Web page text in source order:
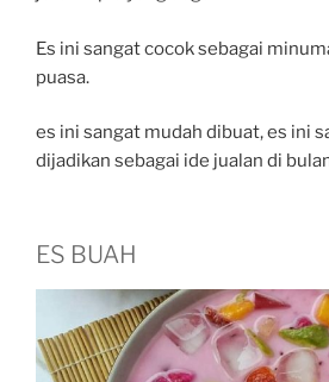
Es ini sangat cocok sebagai
puasa.
es ini sangat mudah dibuat, es ini
dijadikan sebagai ide jualan di
ES BUAH